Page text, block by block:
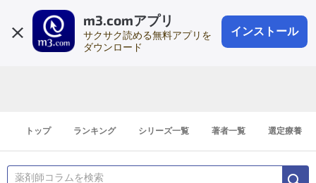
m3.comアプリ
サクサク読める無料アプリを
ダウンロード
インストール
会員登録
登録1分
トップ ランキング シリーズ一覧 著者一覧 選定療養